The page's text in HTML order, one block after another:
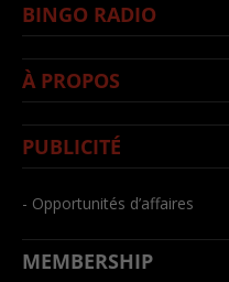
BINGO RADIO
À PROPOS
PUBLICITÉ
- Opportunités d’affaires
MEMBERSHIP